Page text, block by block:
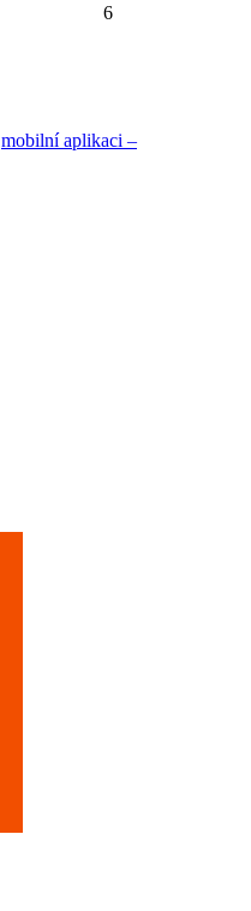
6
mobilní aplikaci –